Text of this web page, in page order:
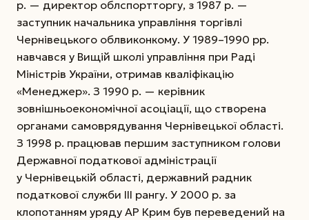
р. — директор облспортторгу, з 1987 р. —
заступник начальника управління торгівлі
Чернівецького облвиконкому. У 1989–1990 рр.
навчався у Вищій школі управління при Раді
Міністрів України, отримав кваліфікацію
«Менеджер». З 1990 р. — керівник
зовнішньоекономічної асоціації, що створена
органами самоврядування Чернівецької області.
З 1998 р. працював першим заступником голови
Державної податкової адміністрації
у Чернівецькій області, державний радник
податкової служби ІІІ рангу. У 2000 р. за
клопотанням уряду АР Крим був переведений на